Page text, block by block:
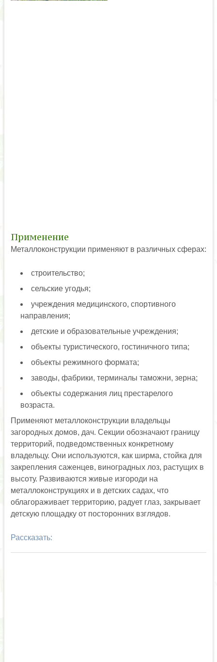
Применение
Металлоконструкции применяют в различных сферах:
строительство;
сельские угодья;
учреждения медицинского, спортивного
направления;
детские и образовательные учреждения;
объекты туристического, гостиничного типа;
объекты режимного формата;
заводы, фабрики, терминалы таможни, зерна;
объекты содержания лиц престарелого
возраста.
Применяют металлоконструкции владельцы
загородных домов, дач. Секции обозначают границу
территорий, подведомственных конкретному
владельцу. Они используются, как ширма, стойка для
закрепления саженцев, виноградных лоз, растущих в
высоту. Развиваются живые изгороди на
металлоконструкциях и в детских садах, что
облагораживает территорию, радует глаз, закрывает
детскую площадку от посторонних взглядов.
Рассказать: